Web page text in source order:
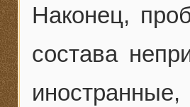
Наконец,
состава